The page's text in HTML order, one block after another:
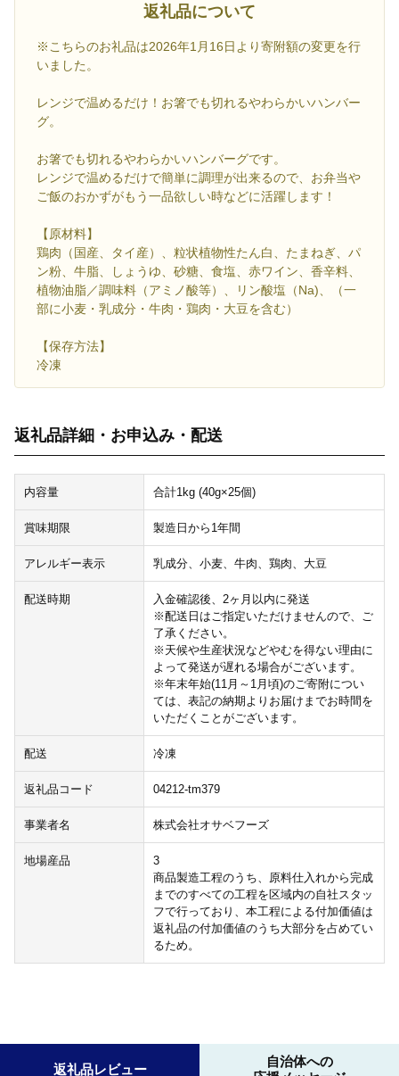
返礼品について
※こちらのお礼品は2026年1月16日より寄附額の変更を行
いました。
レンジで温めるだけ！お箸でも切れるやわらかいハンバー
グ。
お箸でも切れるやわらかいハンバーグです。
レンジで温めるだけで簡単に調理が出来るので、お弁当や
ご飯のおかずがもう一品欲しい時などに活躍します！
【原材料】
鶏肉（国産、タイ産）、粒状植物性たん白、たまねぎ、パ
ン粉、牛脂、しょうゆ、砂糖、食塩、赤ワイン、香辛料、
植物油脂／調味料（アミノ酸等）、リン酸塩（Na)、（一
部に小麦・乳成分・牛肉・鶏肉・大豆を含む）
【保存方法】
冷凍
返礼品詳細・お申込み・配送
内容量 合計1kg (40g×25個)
賞味期限 製造日から1年間
アレルギー表示 乳成分、小麦、牛肉、鶏肉、大豆
配送時期
入金確認後、2ヶ月以内に発送
※配送日はご指定いただけませんので、ご
了承ください。
※天候や生産状況などやむを得ない理由に
よって発送が遅れる場合がございます。
※年末年始(11月～1月頃)のご寄附につい
ては、表記の納期よりお届けまでお時間を
いただくことがございます。
配送 冷凍
返礼品コード 04212-tm379
事業者名 株式会社オサベフーズ
地場産品
3
商品製造工程のうち、原料仕入れから完成
までのすべての工程を区域内の自社スタッ
フで行っており、本工程による付加価値は
返礼品の付加価値のうち大部分を占めてい
るため。
返礼品レビュー
自治体への